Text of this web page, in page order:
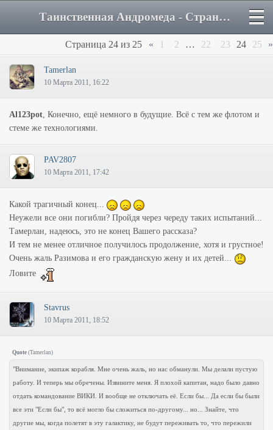
Таинственная Андромеда - Страница 24 - Форум
Страница 24 из 25 « 1 2 … 22 23 24 25 »
Tamerlan
10 Марта 2011, 16:22
Al123pot, Конечно, ещё немного в будущие. Всё с тем же флотом и
стеме же технологиями.
PAV2807
10 Марта 2011, 17:42
Какой трагичный конец...
Неужели все они погибли? Пройдя через череду таких испытаний...
Тамерлан, надеюсь, это не конец Вашего рассказа?
И тем не менее отличное получилось продолжение, хотя и грустное!
Очень жаль Разимова и его гражданскую жену и их детей...
Ловите
Stavrus
10 Марта 2011, 18:52
Quote (Tamerlan)
"Внимание, экипаж корабля. Мне очень жаль, но нас обманули. Мы делали пустую
работу. И теперь мы обречены. Извините меня. Я плохой капитан, надо было давно
отдать командование ВИКИ. И вообще не отключать её. Если бы... Да если бы были
все эти "Если бы", то всё могло бы сложиться по-другому... но... Знайте, что
другие мы, когда полетят в эту галактику, не будут переживать то, что пережили